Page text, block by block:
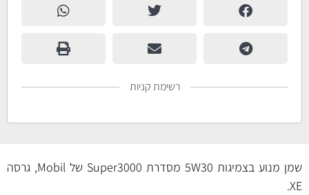
רשימת קניות
שמן מנוע בצמיגות 5W30 מסדרת Super3000 של Mobil, גרסה
XE.